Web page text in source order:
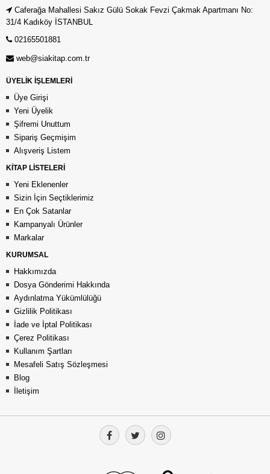
Caferağa Mahallesi Sakız Gülü Sokak Fevzi Çakmak Apartmanı No:
31/4 Kadıköy İSTANBUL
02165501881
web@siakitap.com.tr
ÜYELİK İŞLEMLERİ
Üye Girişi
Yeni Üyelik
Şifremi Unuttum
Sipariş Geçmişim
Alışveriş Listem
KİTAP LİSTELERİ
Yeni Eklenenler
Sizin İçin Seçtiklerimiz
En Çok Satanlar
Kampanyalı Ürünler
Markalar
KURUMSAL
Hakkımızda
Dosya Gönderimi Hakkında
Aydınlatma Yükümlülüğü
Gizlilik Politikası
İade ve İptal Politikası
Çerez Politikası
Kullanım Şartları
Mesafeli Satış Sözleşmesi
Blog
İletişim